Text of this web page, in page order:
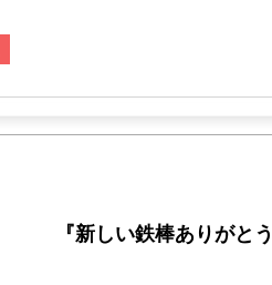
『新しい鉄棒ありがとう